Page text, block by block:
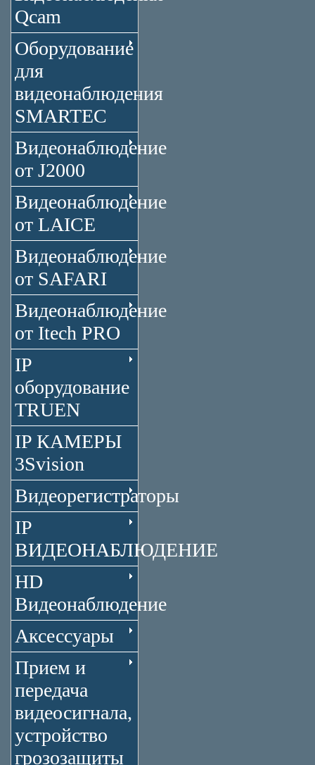
Qcam
Оборудование
для
видеонаблюдения
SMARTEC
Видеонаблюдение
от J2000
Видеонаблюдение
от LAICE
Видеонаблюдение
от SAFARI
Видеонаблюдение
от Itech PRO
IP
оборудование
TRUEN
IP КАМЕРЫ
3Svision
Видеорегистраторы
IP
ВИДЕОНАБЛЮДЕНИЕ
HD
Видеонаблюдение
Аксессуары
Прием и
передача
видеосигнала,
устройство
грозозащиты